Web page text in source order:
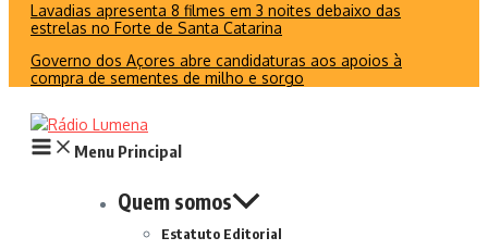
Lavadias apresenta 8 filmes em 3 noites debaixo das
estrelas no Forte de Santa Catarina
Governo dos Açores abre candidaturas aos apoios à
compra de sementes de milho e sorgo
Menu Principal
Quem somos
Estatuto Editorial